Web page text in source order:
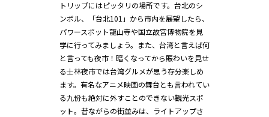
トリップにはピッタリの場所です。台北のシ
ンボル、「台北101」から市内を展望したら、
パワースポット龍山寺や国立故宮博物院を見
学に行ってみましょう。また、台湾と言えば何
と言っても夜市！暗くなってから賑わいを見せ
る士林夜市では台湾グルメが思う存分楽しめ
ます。有名なアニメ映画の舞台とも言われてい
る九份も絶対に外すことのできない観光スポ
ット。昔ながらの街並みは、ライトアップさ